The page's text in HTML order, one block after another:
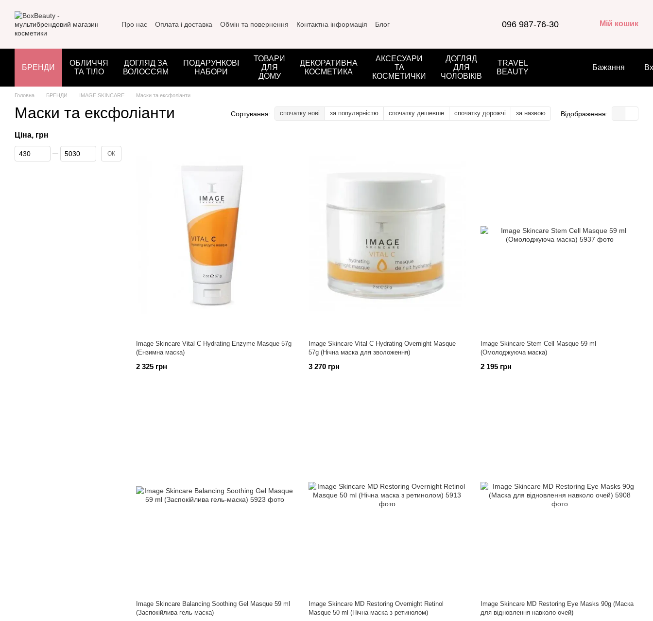
Про нас Оплата і доставка Обмін та повернення Контактна інформація Блог 096 987-76-30 Мій кошик
БРЕНДИ
ОБЛИЧЧЯ
ТА ТІЛО
ДОГЛЯД ЗА
ВОЛОССЯМ
ПОДАРУНКОВІ
НАБОРИ
ТОВАРИ
ДЛЯ
ДОМУ
ДЕКОРАТИВНА
КОСМЕТИКА
АКСЕСУАРИ
ТА
КОСМЕТИЧКИ
ДОГЛЯД
ДЛЯ
ЧОЛОВІКІВ
TRAVEL
BEAUTY
Бажання
Головна БРЕНДИ IMAGE SKINCARE Маски та ексфоліанти
Маски та ексфоліанти Сортування: спочатку нові за популярністю спочатку дешевше спочатку дорожчі за назвою Відображення:
Image Skincare Vital C Hydrating Enzyme Masque 57g
(Ензимна маска)
2 325 грн
Image Skincare Vital C Hydrating Overnight Masque
57g (Нічна маска для зволоження)
3 270 грн
Image Skincare Stem Cell Masque 59 ml
(Омолоджуюча маска)
2 195 грн
Image Skincare Balancing Soothing Gel Masque 59 ml
(Заспокійлива гель-маска)
Image Skincare MD Restoring Overnight Retinol
Masque 50 ml (Нічна маска з ретинолом)
Image Skincare MD Restoring Eye Masks 90g (Маска
для відновлення навколо очей)
Ціна, грн
Від Ціна, грн
До Ціна, грн ОК